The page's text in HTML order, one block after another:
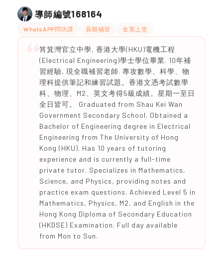
導師編號168164
WhatsAPP問功課 長期補習 全英上堂
筲箕灣官立中學, 香港大學(HKU)電機工程
(Electrical Engineering)學士學位畢業. 10年補
習經驗, 現全職補習老師. 專攻數學、科學、物
理科提供筆記和練習試題。香港文憑考試數學
科、物理、M2、英文考得5級成績。星期一至日
全日皆可。 Graduated from Shau Kei Wan
Government Secondary School. Obtained a
Bachelor of Engineering degree in Electrical
Engineering from The University of Hong
Kong (HKU). Has 10 years of tutoring
experience and is currently a full-time
private tutor. Specializes in Mathematics,
Science, and Physics, providing notes and
practice exam questions. Achieved Level 5 in
Mathematics, Physics, M2, and English in the
Hong Kong Diploma of Secondary Education
(HKDSE) Examination. Full day available
from Mon to Sun.